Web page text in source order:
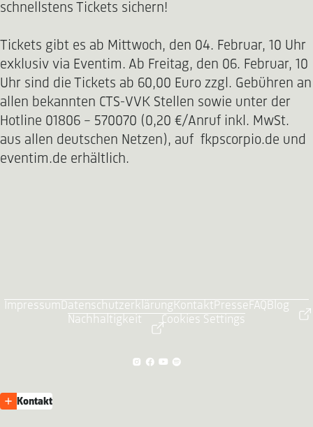
schnellstens Tickets sichern!
Tickets gibt es ab Mittwoch, den 04. Februar, 10 Uhr
exklusiv via Eventim. Ab Freitag, den 06. Februar, 10
Uhr sind die Tickets ab 60,00 Euro zzgl. Gebühren an
allen bekannten CTS-VVK Stellen sowie unter der
Hotline 01806 - 570070 (0,20 €/Anruf inkl. MwSt.
aus allen deutschen Netzen), auf fkpscorpio.de und
eventim.de erhältlich.
ImpressumDatenschutzerklärungKontaktPresse FAQBlog
Nachhaltigkeit
Cookies Settings
Kontakt